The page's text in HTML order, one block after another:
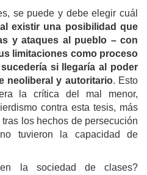
se puede y debe elegir cuál
al existir una posibilidad que
y ataques al pueblo – con
limitaciones como proceso
si llegaría al poder
neoliberal y autoritario. Esto
la crítica del mal menor,
contra esta tesis, más
los hechos de persecución
tuvieron la capacidad de
la sociedad de clases?